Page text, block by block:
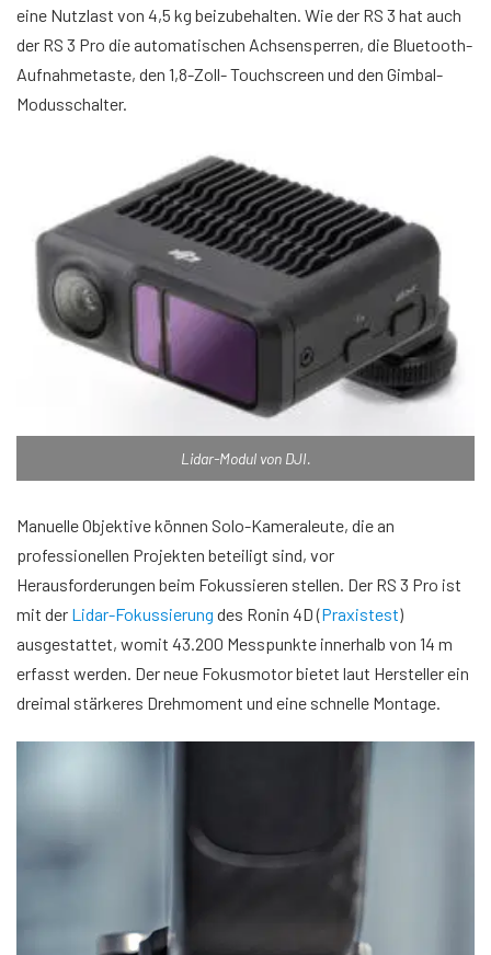
eine Nutzlast von 4,5 kg beizubehalten. Wie der RS 3 hat auch
der RS 3 Pro die automatischen Achsensperren, die Bluetooth-
Aufnahmetaste, den 1,8-Zoll- Touchscreen und den Gimbal-
Modusschalter.
Lidar-Modul von DJI.
Manuelle Objektive können Solo-Kameraleute, die an
professionellen Projekten beteiligt sind, vor
Herausforderungen beim Fokussieren stellen. Der RS 3 Pro ist
mit der Lidar-Fokussierung des Ronin 4D (Praxistest)
ausgestattet, womit 43.200 Messpunkte innerhalb von 14 m
erfasst werden. Der neue Fokusmotor bietet laut Hersteller ein
dreimal stärkeres Drehmoment und eine schnelle Montage.